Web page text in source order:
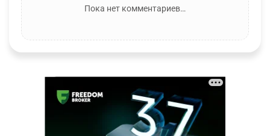
Пока нет комментариев…